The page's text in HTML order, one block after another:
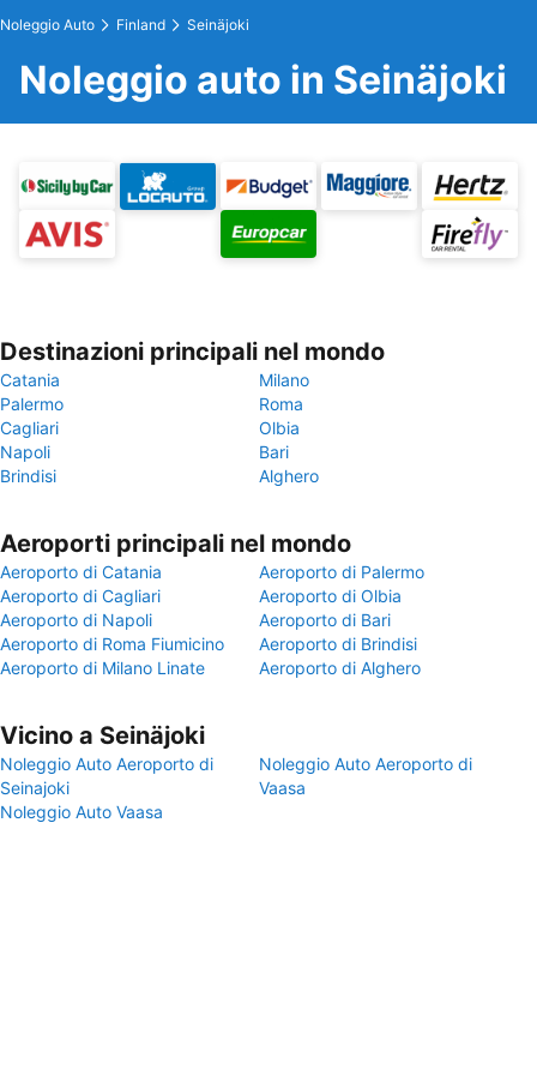
Noleggio Auto Finland Seinäjoki
Noleggio auto in Seinäjoki
Destinazioni principali nel mondo
Catania
Milano
Palermo
Roma
Cagliari
Olbia
Napoli
Bari
Brindisi
Alghero
Aeroporti principali nel mondo
Aeroporto di Catania
Aeroporto di Palermo
Aeroporto di Cagliari
Aeroporto di Olbia
Aeroporto di Napoli
Aeroporto di Bari
Aeroporto di Roma Fiumicino
Aeroporto di Brindisi
Aeroporto di Milano Linate
Aeroporto di Alghero
Vicino a Seinäjoki
Noleggio Auto Aeroporto di
Seinajoki
Noleggio Auto Aeroporto di
Vaasa
Noleggio Auto Vaasa